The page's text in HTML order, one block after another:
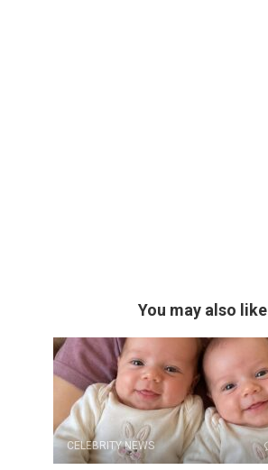
You may also like
CELEBRITY NEWS